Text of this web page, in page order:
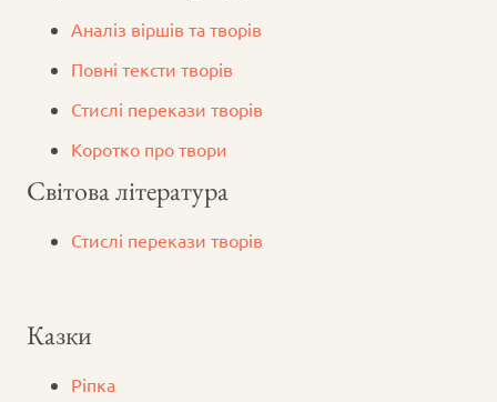
Аналіз віршів та творів
Повні тексти творів
Стислі перекази творів
Коротко про твори
Світова література
Стислі перекази творів
Казки
Ріпка